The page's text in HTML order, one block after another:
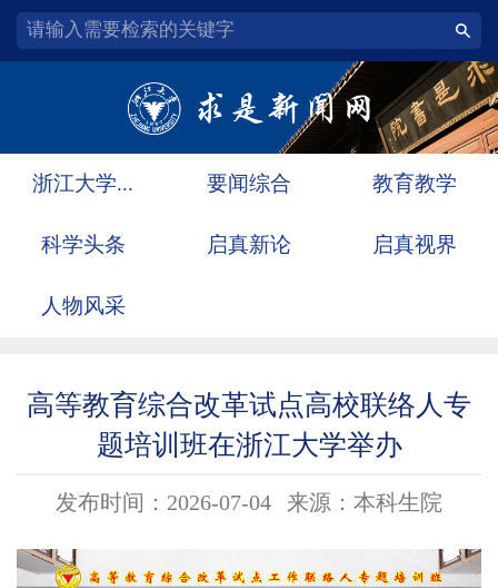
浙江大学... 要闻综合 教育教学
科学头条 启真新论 启真视界
人物风采
高等教育综合改革试点高校联络人专
题培训班在浙江大学举办
发布时间：2026-07-04 来源：本科生院